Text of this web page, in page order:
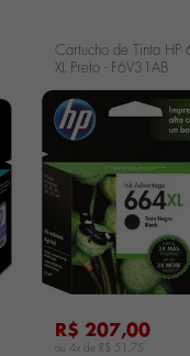
Cartucho de Tinta HP
XL Preto - F6V31AB
R$ 207,00
ou 4x de R$ 51,75